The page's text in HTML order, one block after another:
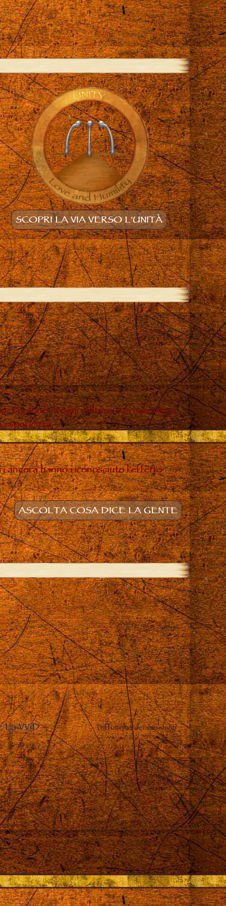
SCOPRI LA VIA VERSO L'UNITÀ
Persone di ogni cultura e provenienza
ancora hanno riconosciuto l'effetto
ASCOLTA COSA DICE LA GENTE
La VViD– Diffusione dei messaggi
Dio